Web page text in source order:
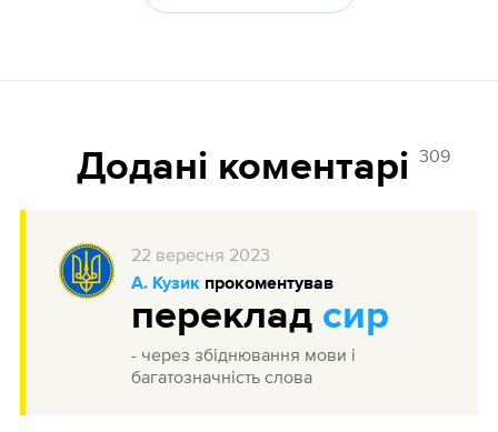
Додані коментарі 309
22 вересня 2023
А. Кузикпрокоментував
переклад сир
- через збіднювання мови і
багатозначність слова